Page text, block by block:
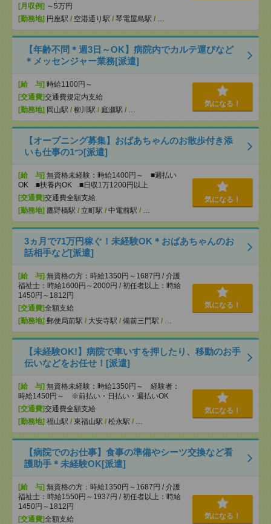
[月収例] ～5万円
[勤務地] 円座駅 / 空港通り駅 / 琴電屋島駅 / …
【年齢不問＊週3日～OK】病院内でカルテ運びなど
＊メッセンジャー業務[派遣]
[給 与] 時給1100円～
[交通費]交通費規定内支給
[勤務地] 岡山駅 / 柳川駅 / 庭瀬駅 / …
気になる！
【オープニング募集】おばあちゃんのお散歩付き添
いも仕事の1つ[派遣]
[給 与] 無資格未経験：時給1400円～ ■週払い
OK ■扶養内OK ■日収1万1200円以上
[交通費]交通費全額支給
[勤務地] 鷹野橋駅 / 立町駅 / 中電前駅 / …
気になる！
3ヵ月で71万円稼ぐ！未経験OK＊おばあちゃんのお
話相手など[派遣]
[給 与] 無資格の方：時給1350円～1687円 / 介護
福祉士：時給1600円～2000円 / 初任者以上：時給
1450円～1812円
[交通費]全額支給
[勤務地] 郵便局前駅 / 大安寺駅 / 備前三門駅 / …
気になる！
【未経験OK!】病院で車いすを押したり、移動のお手
伝いなどをお任せ！[派遣]
[給 与] 無資格未経験：時給1350円～ 経験者：
時給1450円～ ※前払い・日払い・週払いOK
[交通費]交通費全額支給
[勤務地] 福山駅 / 東福山駅 / 松永駅 / …
気になる！
【病院でのお仕事】食事の準備やシーツ交換など看
護助手＊未経験OK[派遣]
[給 与] 無資格の方：時給1350円～1687円 / 介護
福祉士：時給1550円～1937円 / 初任者以上：時給
1450円～1812円
[交通費]全額支給
気になる！